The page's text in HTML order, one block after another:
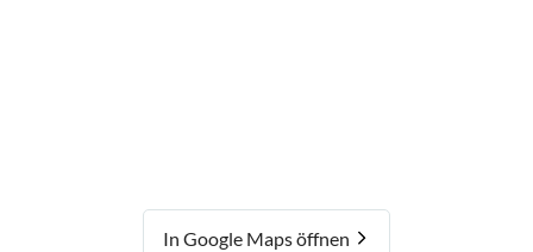
In Google Maps öffnen